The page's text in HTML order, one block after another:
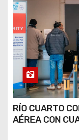
RÍO CUARTO
AÉREA CON